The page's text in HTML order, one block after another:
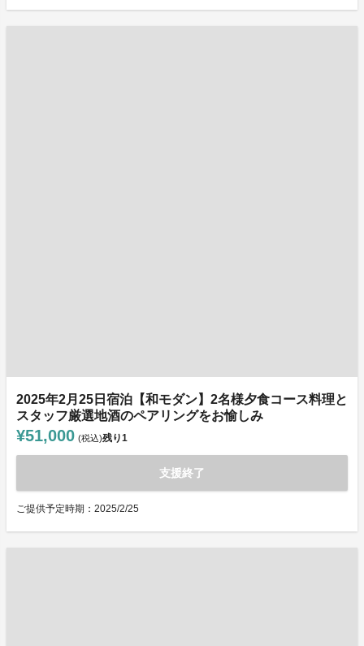
2025年2月25日宿泊【和モダン】2名様夕食コース料理と
スタッフ厳選地酒のペアリングをお愉しみ
¥51,000 (税込)残り1
支援終了
ご提供予定時期：2025/2/25